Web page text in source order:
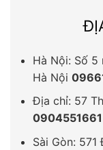
Hà Nội: Số 5
Hà Nội
Địa chỉ: 57
0904551661
Sài Gòn: 571